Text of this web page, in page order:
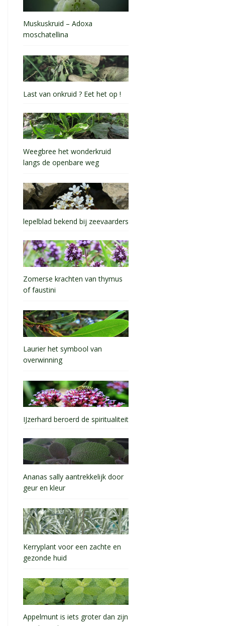
Muskuskruid – Adoxa
moschatellina
Last van onkruid ? Eet het op !
Weegbree het wonderkruid
langs de openbare weg
lepelblad bekend bij zeevaarders
Zomerse krachten van thymus
of faustini
Laurier het symbool van
overwinning
IJzerhard beroerd de spiritualiteit
Ananas sally aantrekkelijk door
geur en kleur
Kerryplant voor een zachte en
gezonde huid
Appelmunt is iets groter dan zijn